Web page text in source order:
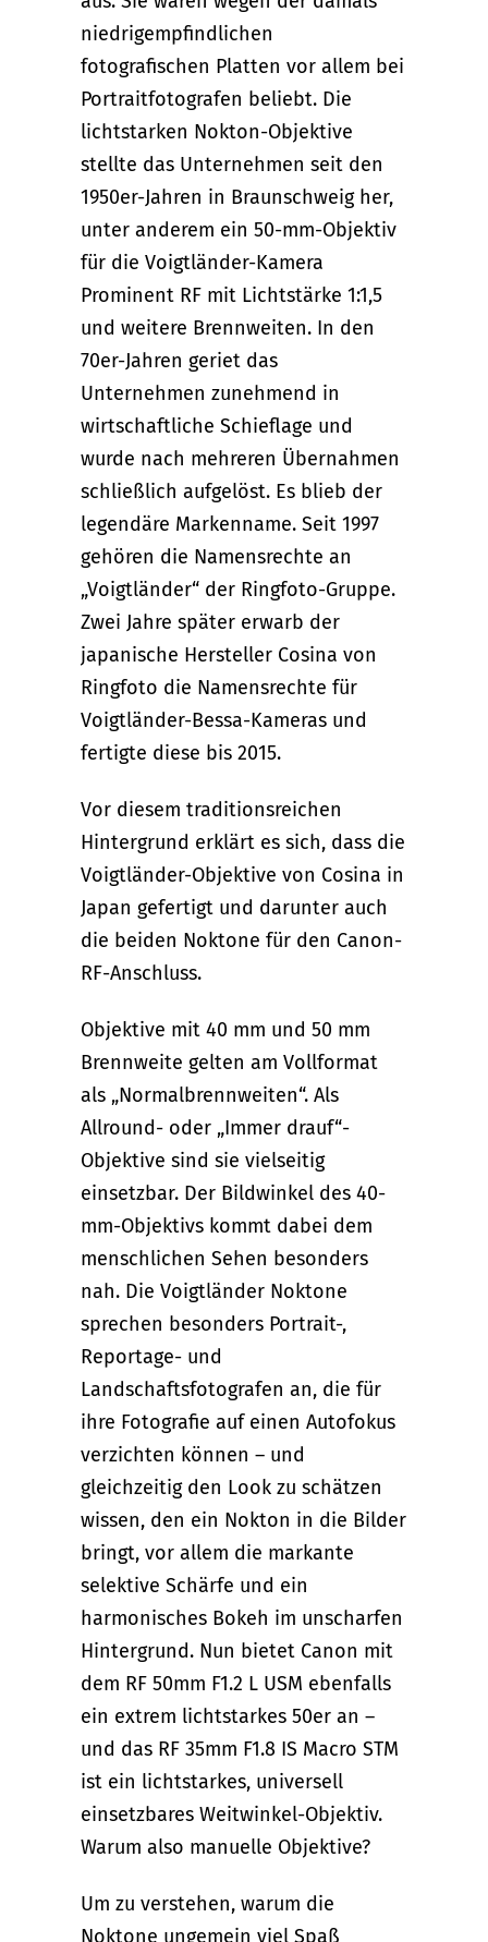
niedrigempfindlichen
fotografischen Platten vor allem bei
Portraitfotografen beliebt. Die
lichtstarken Nokton-Objektive
stellte das Unternehmen seit den
1950er-Jahren in Braunschweig her,
unter anderem ein 50-mm-Objektiv
für die Voigtländer-Kamera
Prominent RF mit Lichtstärke 1:1,5
und weitere Brennweiten. In den
70er-Jahren geriet das
Unternehmen zunehmend in
wirtschaftliche Schieflage und
wurde nach mehreren Übernahmen
schließlich aufgelöst. Es blieb der
legendäre Markenname. Seit 1997
gehören die Namensrechte an
„Voigtländer“ der Ringfoto-Gruppe.
Zwei Jahre später erwarb der
japanische Hersteller Cosina von
Ringfoto die Namensrechte für
Voigtländer-Bessa-Kameras und
fertigte diese bis 2015.
Vor diesem traditionsreichen
Hintergrund erklärt es sich, dass die
Voigtländer-Objektive von Cosina in
Japan gefertigt und darunter auch
die beiden Noktone für den Canon-
RF-Anschluss.
Objektive mit 40 mm und 50 mm
Brennweite gelten am Vollformat
als „Normalbrennweiten“. Als
Allround- oder „Immer drauf“-
Objektive sind sie vielseitig
einsetzbar. Der Bildwinkel des 40-
mm-Objektivs kommt dabei dem
menschlichen Sehen besonders
nah. Die Voigtländer Noktone
sprechen besonders Portrait-,
Reportage- und
Landschaftsfotografen an, die für
ihre Fotografie auf einen Autofokus
verzichten können – und
gleichzeitig den Look zu schätzen
wissen, den ein Nokton in die Bilder
bringt, vor allem die markante
selektive Schärfe und ein
harmonisches Bokeh im unscharfen
Hintergrund. Nun bietet Canon mit
dem RF 50mm F1.2 L USM ebenfalls
ein extrem lichtstarkes 50er an –
und das RF 35mm F1.8 IS Macro STM
ist ein lichtstarkes, universell
einsetzbares Weitwinkel-Objektiv.
Warum also manuelle Objektive?
Um zu verstehen, warum die
Noktone ungemein viel Spaß